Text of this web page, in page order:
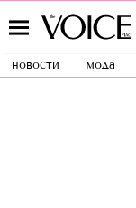
новости мода